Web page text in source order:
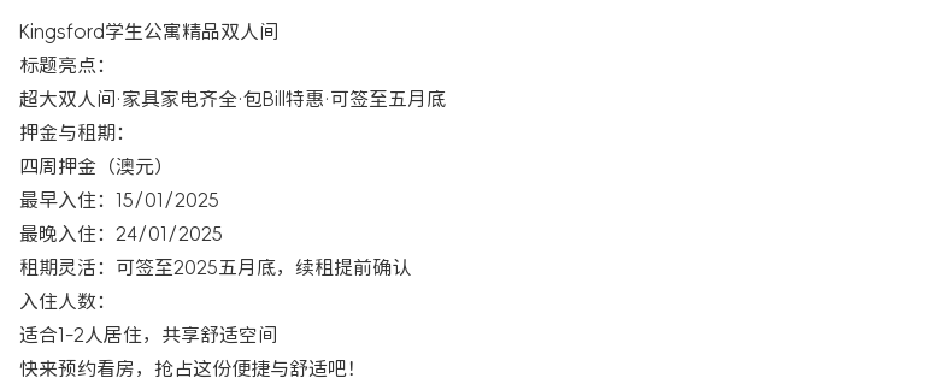
Kingsford学生公寓精品双人间
标题亮点：
超大双人间·家具家电齐全·包Bill特惠·可签至五月底
押金与租期：
四周押金（澳元）
最早入住：15/01/2025
最晚入住：24/01/2025
租期灵活：可签至2025五月底，续租提前确认
入住人数：
适合1-2人居住，共享舒适空间
快来预约看房，抢占这份便捷与舒适吧！